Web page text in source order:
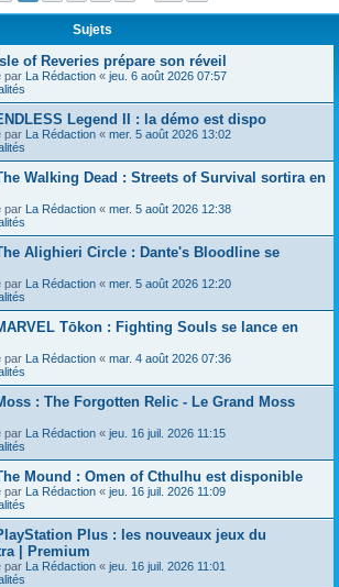
Sujets
of Reveries prépare son réveil
par La Rédaction « jeu. 6 août 2026 07:57
Legend II : la démo est dispo
par La Rédaction « mer. 5 août 2026 13:02
Walking Dead : Streets of Survival sortira en
par La Rédaction « mer. 5 août 2026 12:38
Alighieri Circle : Dante's Bloodline se
par La Rédaction « mer. 5 août 2026 12:20
Tōkon : Fighting Souls se lance en
par La Rédaction « mar. 4 août 2026 07:36
: The Forgotten Relic - Le Grand Moss
par La Rédaction « jeu. 16 juil. 2026 11:15
Mound : Omen of Cthulhu est disponible
par La Rédaction « jeu. 16 juil. 2026 11:09
Plus : les nouveaux jeux du
| Premium
par La Rédaction « jeu. 16 juil. 2026 11:01